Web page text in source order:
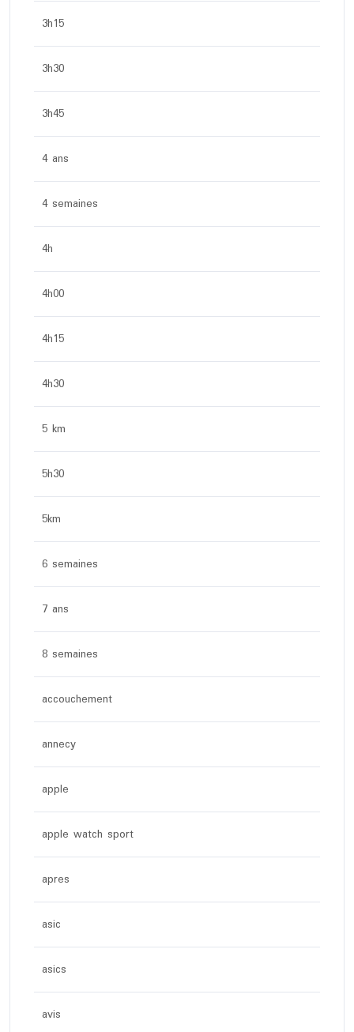
3h15
3h30
3h45
4 ans
4 semaines
4h
4h00
4h15
4h30
5 km
5h30
5km
6 semaines
7 ans
8 semaines
accouchement
annecy
apple
apple watch sport
apres
asic
asics
avis